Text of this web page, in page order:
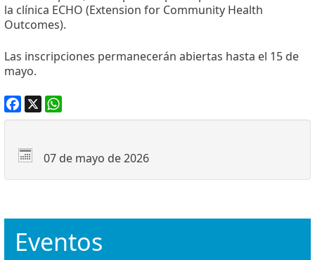
la clínica ECHO (Extension for Community Health
Outcomes).
Las inscripciones permanecerán abiertas hasta el 15 de
mayo.
Facebook
X WhatsApp
07 de mayo de 2026
Eventos